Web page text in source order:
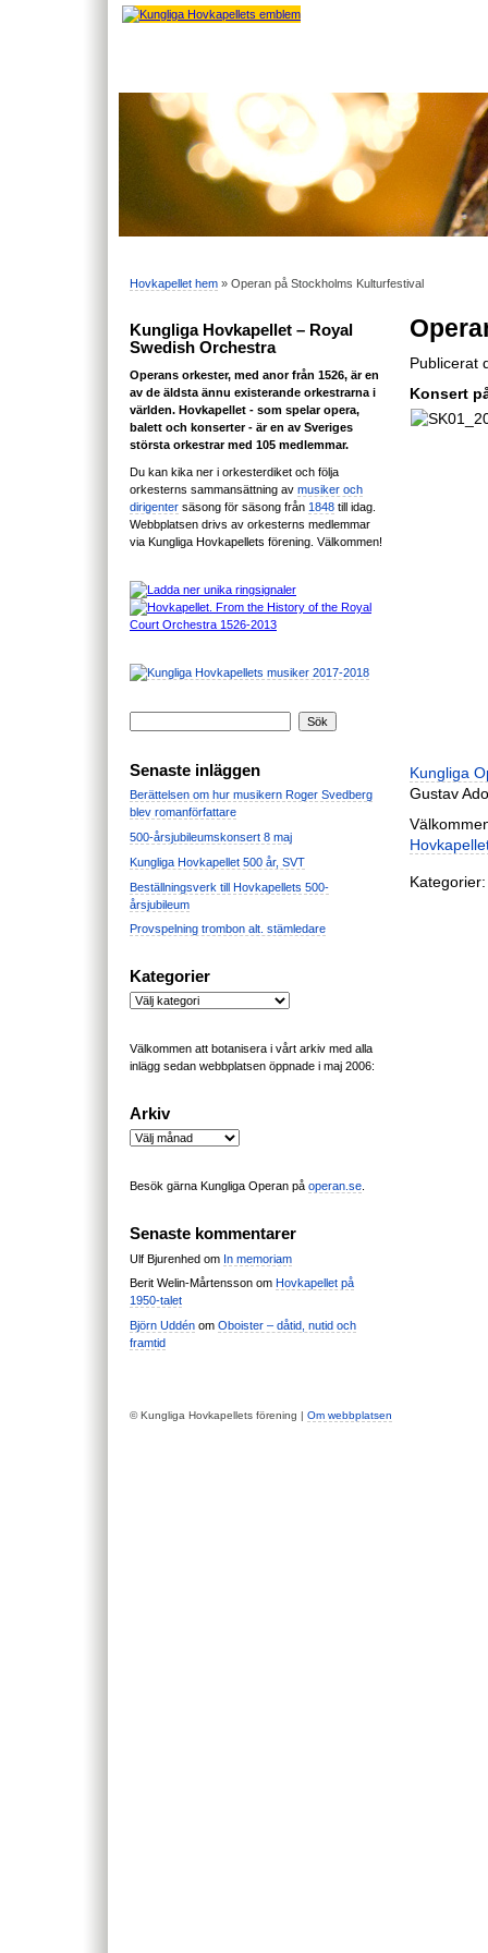
Hovkapellet hem » Operan på Stockholms Kulturfestival
Kungliga Hovkapellet – Royal
Swedish Orchestra
Operans orkester, med anor från 1526, är en
av de äldsta ännu existerande orkestrarna i
världen. Hovkapellet - som spelar opera,
balett och konserter - är en av Sveriges
största orkestrar med 105 medlemmar.
Du kan kika ner i orkesterdiket och följa
orkesterns sammansättning av musiker och
dirigenter säsong för säsong från 1848 till idag.
Webbplatsen drivs av orkesterns medlemmar
via Kungliga Hovkapellets förening. Välkommen!
Senaste inläggen
Berättelsen om hur musikern Roger Svedberg
blev romanförfattare
500-årsjubileumskonsert 8 maj
Kungliga Hovkapellet 500 år, SVT
Beställningsverk till Hovkapellets 500-
årsjubileum
Provspelning trombon alt. stämledare
Kategorier
Kategorier
Välkommen att botanisera i vårt arkiv med alla
inlägg sedan webbplatsen öppnade i maj 2006:
Arkiv
Arkiv
Besök gärna Kungliga Operan på operan.se
Senaste kommentarer
Ulf Bjurenhed om In memoriam
Berit Welin-Mårtensson om Hovkapellet på
1950-talet
Björn Uddén om Oboister – dåtid, nutid och
framtid
Publicerat
Konsert
Kungliga
Gustav
Kategorier:
© Kungliga Hovkapellets förening | Om webbplatsen